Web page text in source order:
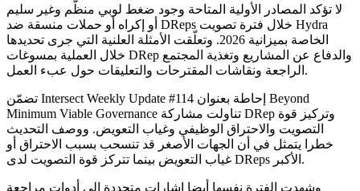
لا تؤكد المصادر الأولية المتاحة وجود ضغط لوبي منظّم وغير سليم
أو إكراه أو حملات منسقة ضد DReps خلال فترة تصويت Hydra
الخاصة بميزانية 2026. وتعلّقت الأمثلة العلنية التي جرى تحديدها
خلال العملية بمسوغات DRep والدفاع عن المشاريع وتغذية المجتمع
الراجعة ونقاشات المقترحات والتعليقات حول عبء العمل.
تضمّن Intersect Weekly Update #114 إحاطة بعنوان Beyond
Minimum Viable Governance تناولت مشاركة DRep وتركيز قوة
التصويت والاحتراق الوظيفي وغياب التعويض. ووصف التحديث
خطرا يتمثل في أن الجهات الأصغر قد تنسحب بسبب الاحتراق أو
غياب التعويض بينما تتركز قوة التصويت لدى DReps الأكبر.
وشهدت الفترة نفسها أيضا إشارات متجددة إلى أدوات مراجعة